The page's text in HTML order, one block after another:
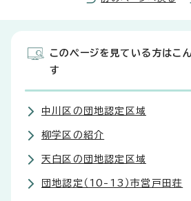
このページを見ている方はこ
す
中川区の団地認定区域
柳学区の紹介
天白区の団地認定区域
団地認定（10-13）市営戸田荘